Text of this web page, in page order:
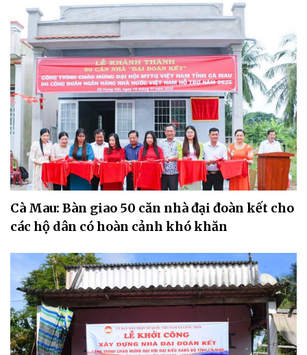
Cà Mau: Bàn giao 50 căn nhà đại đoàn kết cho
các hộ dân có hoàn cảnh khó khăn